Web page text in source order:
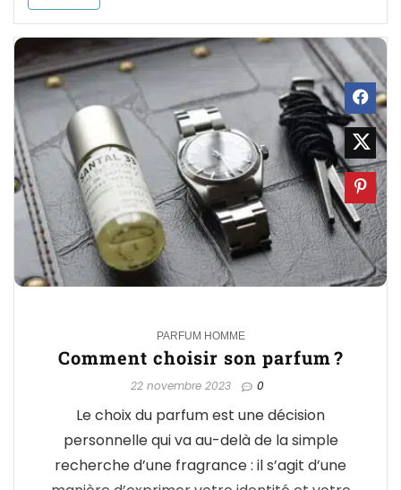
PARFUM HOMME
Comment choisir son parfum ?
22 novembre 2023 0
Le choix du parfum est une décision
personnelle qui va au-delà de la simple
recherche d’une fragrance : il s’agit d’une